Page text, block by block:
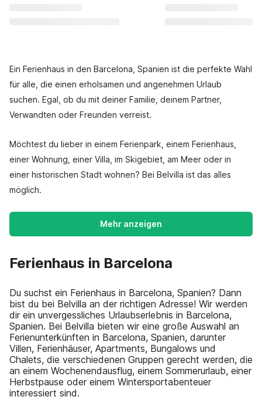
Ein Ferienhaus in den Barcelona, Spanien ist die perfekte Wahl
für alle, die einen erholsamen und angenehmen Urlaub
suchen. Egal, ob du mit deiner Familie, deinem Partner,
Verwandten oder Freunden verreist.
Möchtest du lieber in einem Ferienpark, einem Ferienhaus,
einer Wohnung, einer Villa, im Skigebiet, am Meer oder in
einer historischen Stadt wohnen? Bei Belvilla ist das alles
möglich.
Mehr anzeigen
Ferienhaus in Barcelona
Du suchst ein Ferienhaus in Barcelona, Spanien? Dann
bist du bei Belvilla an der richtigen Adresse! Wir werden
dir ein unvergessliches Urlaubserlebnis in Barcelona,
Spanien. Bei Belvilla bieten wir eine große Auswahl an
Ferienunterkünften in Barcelona, Spanien, darunter
Villen, Ferienhäuser, Apartments, Bungalows und
Chalets, die verschiedenen Gruppen gerecht werden, die
an einem Wochenendausflug, einem Sommerurlaub, einer
Herbstpause oder einem Wintersportabenteuer
interessiert sind.